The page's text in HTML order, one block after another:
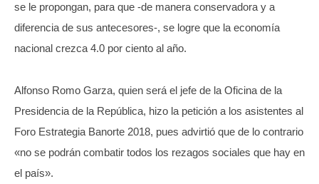
se le propongan, para que -de manera conservadora y a
diferencia de sus antecesores-, se logre que la economía
nacional crezca 4.0 por ciento al año.
Alfonso Romo Garza, quien será el jefe de la Oficina de la
Presidencia de la República, hizo la petición a los asistentes al
Foro Estrategia Banorte 2018, pues advirtió que de lo contrario
«no se podrán combatir todos los rezagos sociales que hay en
el país».